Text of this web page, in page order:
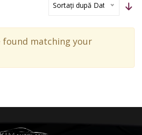
Sortați după Dată
found matching your